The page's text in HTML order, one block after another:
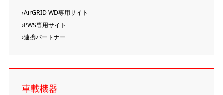
AirGRID WD専用サイト
PWS専用サイト
連携パートナー
車載機器